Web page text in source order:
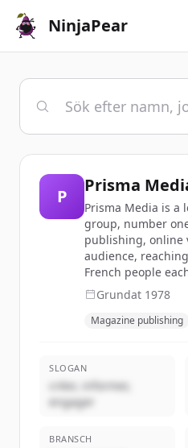
NinjaPear
P
Prisma
Prisma Media is a
group, number
publishing, online
audience,
French people
Grundat 1978
Magazine publishing
SLOGAN
créer, informer,
engager
BRANSCH